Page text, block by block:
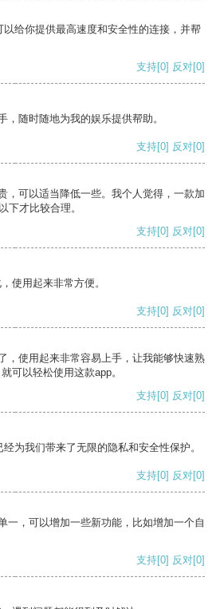
给你提供最高速度和安全性的连接，并帮
支持[0] 反对[0]
，随时随地为我的娱乐提供帮助。
支持[0] 反对[0]
，可以适当降低一些。我个人觉得，一款加
下才比较合理。
支持[0] 反对[0]
使用起来非常方便。
支持[0] 反对[0]
，使用起来非常容易上手，让我能够快速熟
可以轻松使用这款app。
支持[0] 反对[0]
为我们带来了无限的隐私和安全性保护。
支持[0] 反对[0]
一，可以增加一些新功能，比如增加一个自
支持[0] 反对[0]